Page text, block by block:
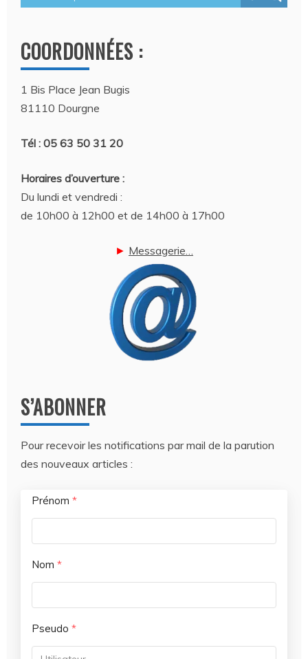
COORDONNÉES :
1 Bis Place Jean Bugis
81110 Dourgne
Tél : 05 63 50 31 20
Horaires d’ouverture :
Du lundi et vendredi :
de 10h00 à 12h00 et de 14h00 à 17h00
► Messagerie…
S’ABONNER
Pour recevoir les notifications par mail de la parution
des nouveaux articles :
Prénom *
Nom *
Pseudo *